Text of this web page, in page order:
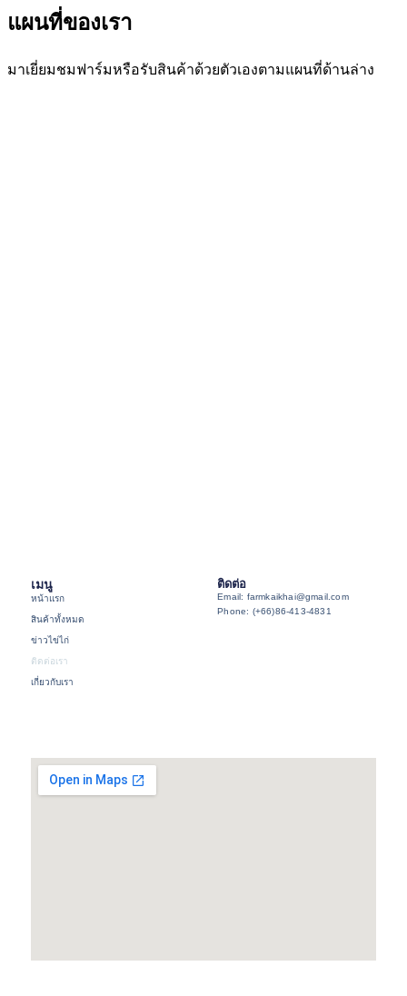
แผนที่ของเรา
มาเยี่ยมชมฟาร์มหรือรับสินค้าด้วยตัวเองตามแผนที่ด้านล่าง
เมนู
หน้าแรก
สินค้าทั้งหมด
ข่าวไข่ไก่
ติดต่อเรา
เกี่ยวกับเรา
ติดต่อ
Email: farmkaikhai@gmail.com
Phone: (+66)86-413-4831